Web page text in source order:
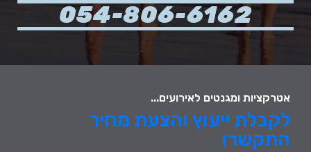
054-806-6162
אטרקציות ומגנטים לאירועים...
לקבלת ייעוץ והצעת מחיר
התקשרו